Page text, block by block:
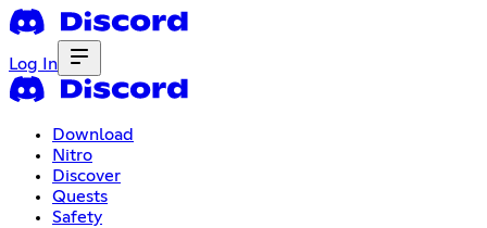
Log In
Download
Nitro
Discover
Quests
Safety